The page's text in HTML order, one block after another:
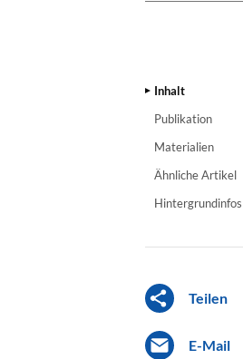
Inhalt
Publikation
Materialien
Ähnliche Artikel
Hintergrundinfos
Teilen
E-Mail